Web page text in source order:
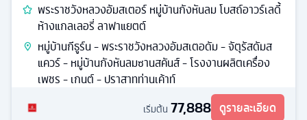
พระราชวังหลวงอัมสเตอร์ หมู่บ้านกังหันลม โบสถ์อาวร์เลดี้
ห้างแกลเลอรี่ ลาฟาแยตต์
หมู่บ้านกีธูร์น - พระราชวังหลวงอัมสเตอดัม - จัตุรัสดัมส
แควร์ - หมู่บ้านกังหันลมซานสคันส์ - โรงงานผลิตเครื่อง
เพชร - เกนต์ - ปราสาทท่านเค้าท์
เริ่มต้น 77,888 ดูรายละเอียด